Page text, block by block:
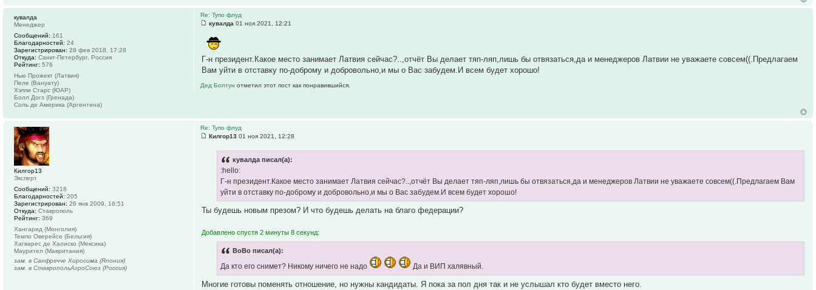
Re: Тупо флуд
кувалда 01 ноя 2021, 12:21
Г-н президент.Какое место занимает Латвия сейчас?..,отчёт Вы делает тяп-ляп,лишь бы отвязаться,да и менеджеров Латвии не уважаете совсем((.Предлагаем
Вам уйти в отставку по-доброму и добровольно,и мы о Вас забудем.И всем будет хорошо!
Дед Болтунотметил этот пост как понравившийся.
кувалда
Менеджер
Сообщений: 161
Благодарностей: 24
Зарегистрирован: 28 фев 2018, 17:28
Откуда: Санкт-Петербург, Россия
Рейтинг: 576
Нью Прожект (Латвия)
Пеле (Вануату)
Хэппи Старс (ЮАР)
Болл Догз (Гренада)
Соль де Америка (Аргентина)
Re: Тупо флуд
Килгор13 01 ноя 2021, 12:28
кувалда писал(а):
:hello:
Г-н президент.Какое место занимает Латвия сейчас?..,отчёт Вы делает тяп-ляп,лишь бы отвязаться,да и менеджеров Латвии не уважаете совсем((.Предлагаем Вам
уйти в отставку по-доброму и добровольно,и мы о Вас забудем.И всем будет хорошо!
Ты будешь новым презом? И что будешь делать на благо федерации?
Добавлено спустя 2 минуты 8 секунд:
BoBo писал(а):
Да кто его снимет? Никому ничего не надо Да и ВИП халявный.
Многие готовы поменять отношение, но нужны кандидаты. Я пока за пол дня так и не услышал кто будет вместо него.
Килгор13
Эксперт
Сообщений: 3218
Благодарностей: 205
Зарегистрирован: 26 янв 2009, 16:51
Откуда: Ставрополь
Рейтинг: 369
Хангарид (Монголия)
Темпо Оверейсе (Бельгия)
Хагварес де Халиско (Мексика)
Маурител (Мавритания)
зам. в Санфречче Хиросима (Япония)
зам. в СтавропольАгроСоюз (Россия)